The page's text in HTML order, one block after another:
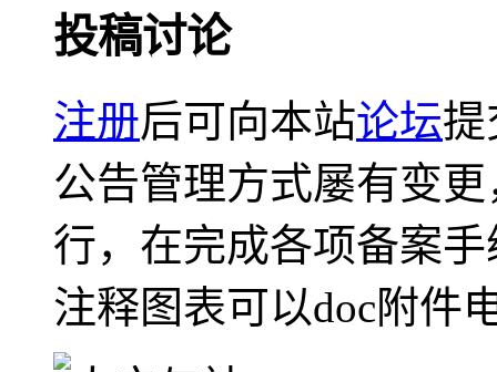
投稿讨论
注册后可向本站论坛提
公告管理方式屡有变
行，在完成各项备案
注释图表可以doc附件